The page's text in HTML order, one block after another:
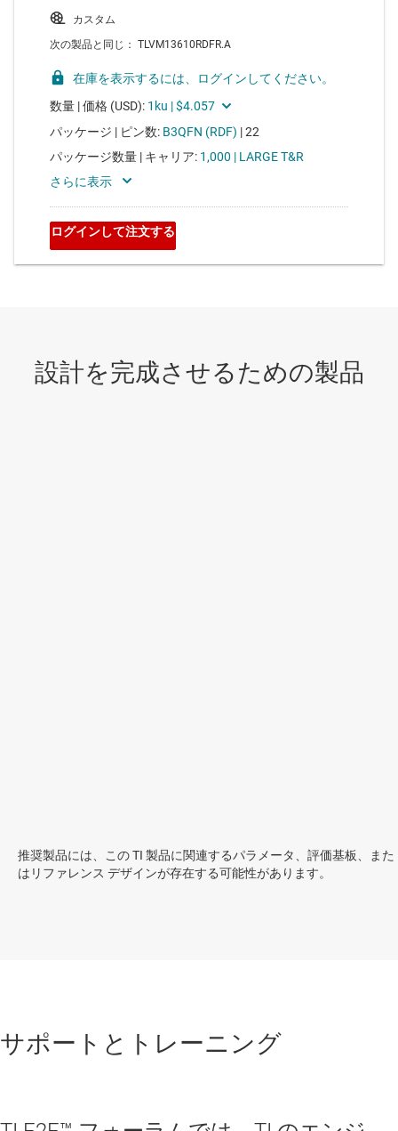
推奨製品には、この TI 製品に関連するパラメータ、評価基板、また
はリファレンス デザインが存在する可能性があります。
サポートとトレーニング